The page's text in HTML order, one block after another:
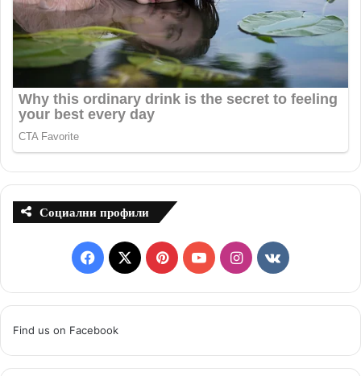
Социални профили
F
a
e
X
P
i
t
Y
o
T
I
n
t
v
k
c
Find us on Facebook